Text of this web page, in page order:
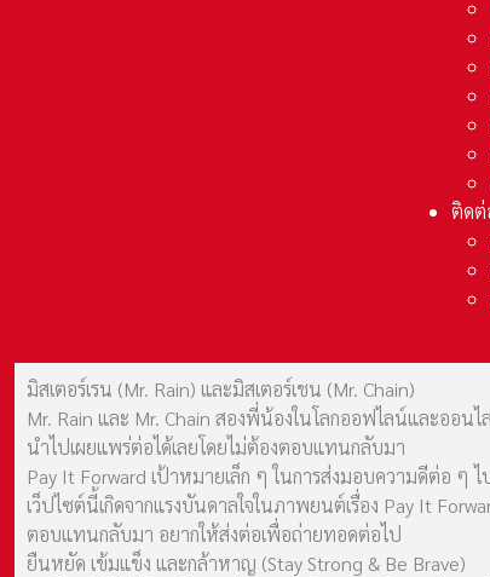
ติดต่
มิสเตอร์เรน (Mr. Rain) และมิสเตอร์เชน (Mr. Chain)
Mr. Rain และ Mr. Chain สองพี่น้องในโลกออฟไลน์และออน
นำไปเผยแพร่ต่อได้เลยโดยไม่ต้องตอบแทนกลับมา
Pay It Forward เป้าหมายเล็ก ๆ ในการส่งมอบความดีต่อ ๆ ไ
เว็ปไซต์นี้เกิดจากแรงบันดาลใจในภาพยนต์เรื่อง Pay It
ตอบแทนกลับมา อยากให้ส่งต่อเพื่อถ่ายทอดต่อไป
ยืนหยัด เข้มแข็ง และกล้าหาญ (Stay Strong & Be Brave)